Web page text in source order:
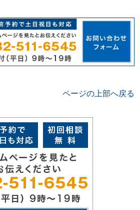
ページの上部へ戻る